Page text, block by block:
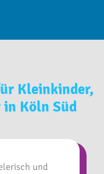
Kleinkinder,
in Köln Süd
und